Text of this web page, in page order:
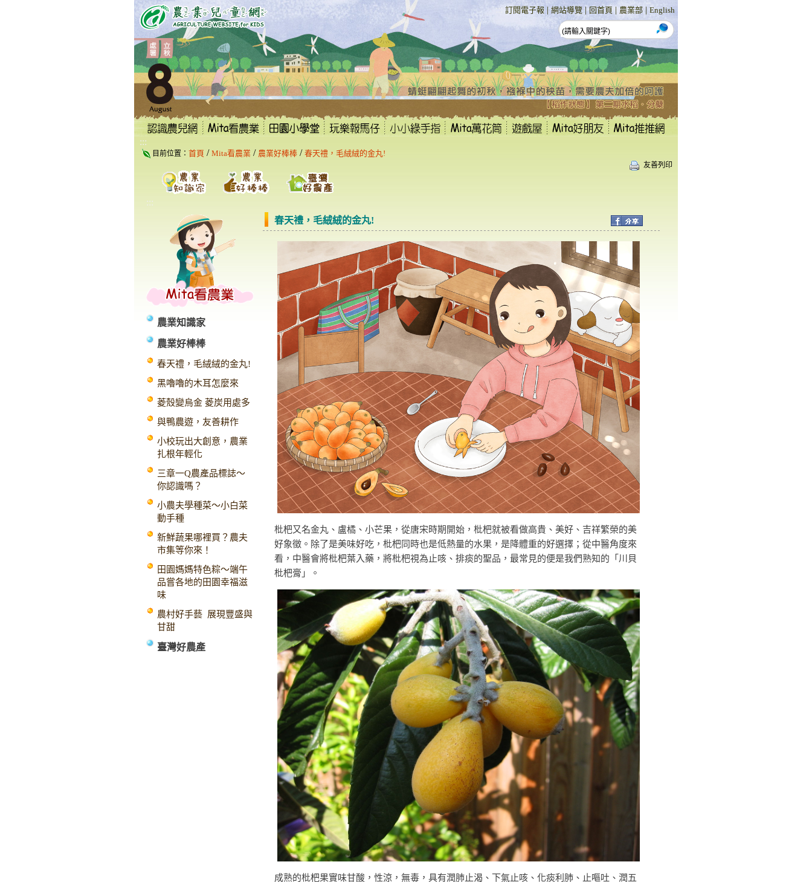
跳
到
主
內
::: 訂閱電子報 | 網站導覽 | 回首頁 | 農業部 | English
:::
目前位置： 首頁 / Mita看農業 / 農業好棒棒 / 春天禮，毛絨絨的金丸!
友善列印
:::
農業知識家
農業好棒棒
春天禮，毛絨絨的金丸!
黑嚕嚕的木耳怎麼來
菱殼變烏金 菱炭用處多
與鴨農遊，友善耕作
小校玩出大創意，農業
扎根年輕化
三章一Q農產品標誌～
你認識嗎？
小農夫學種菜～小白菜
動手種
新鮮蔬果哪裡買？農夫
市集等你來！
田園媽媽特色粽～端午
品嘗各地的田園幸福滋
味
農村好手藝 展現豐盛與
甘甜
臺灣好農產
春天禮，毛絨絨的金丸!
枇杷又名金丸、盧橘、小芒果，從唐宋時期開始，枇杷就被看做高貴、美好、吉祥繁榮的美
好象徵。除了是美味好吃，枇杷同時也是低熱量的水果，是降體重的好選擇；從中醫角度來
看，中醫會將枇杷葉入藥，將枇杷視為止咳、排痰的聖品，最常見的便是我們熟知的「川貝
枇杷膏」。
成熟的枇杷果實味甘酸，性涼，無毒，具有潤肺止渴、下氣止咳、化痰利肺、止嘔吐、潤五